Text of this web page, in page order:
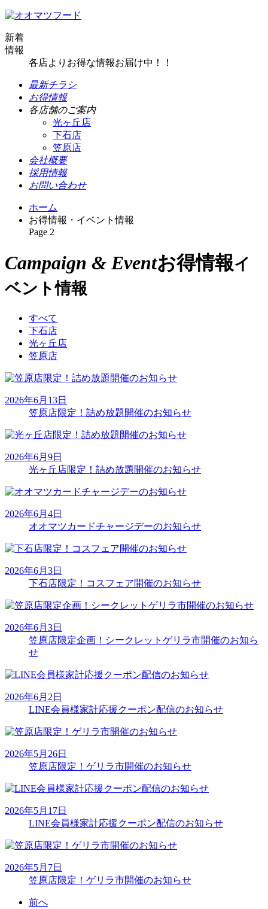
新着
情報
各店よりお得な情報お届け中！！
最新チラシ
お得情報
各店舗のご案内
光ヶ丘店
下石店
笠原店
会社概要
採用情報
お問い合わせ
ホーム
お得情報・イベント情報
Page 2
Campaign & Eventお得情報イ
ベント情報
すべて
下石店
光ヶ丘店
笠原店
2026年6月13日
笠原店限定！詰め放題開催のお知らせ
2026年6月9日
光ヶ丘店限定！詰め放題開催のお知らせ
2026年6月4日
オオマツカードチャージデーのお知らせ
2026年6月3日
下石店限定！コスフェア開催のお知らせ
2026年6月3日
笠原店限定企画！シークレットゲリラ市開催のお知ら
せ
2026年6月2日
LINE会員様家計応援クーポン配信のお知らせ
2026年5月26日
笠原店限定！ゲリラ市開催のお知らせ
2026年5月17日
LINE会員様家計応援クーポン配信のお知らせ
2026年5月7日
笠原店限定！ゲリラ市開催のお知らせ
前へ